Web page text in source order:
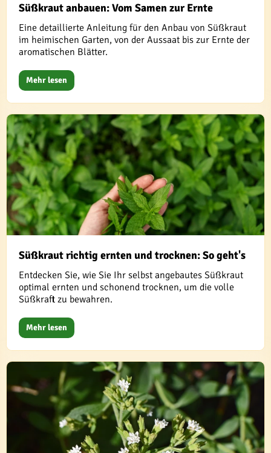
Süßkraut anbauen: Vom Samen zur Ernte
Eine detaillierte Anleitung für den Anbau von Süßkraut
im heimischen Garten, von der Aussaat bis zur Ernte der
aromatischen Blätter.
Mehr lesen
Süßkraut richtig ernten und trocknen: So geht's
Entdecken Sie, wie Sie Ihr selbst angebautes Süßkraut
optimal ernten und schonend trocknen, um die volle
Süßkraft zu bewahren.
Mehr lesen